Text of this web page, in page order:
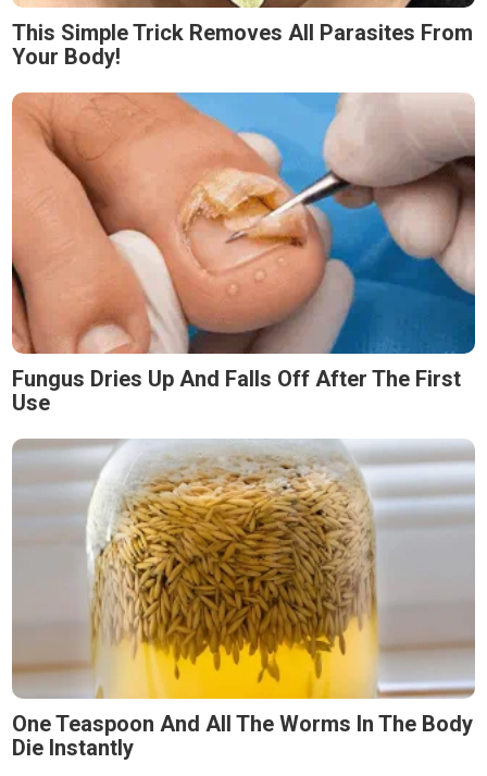
This Simple Trick Removes All Parasites From
Your Body!
Fungus Dries Up And Falls Off After The First
Use
One Teaspoon And All The Worms In The Body
Die Instantly